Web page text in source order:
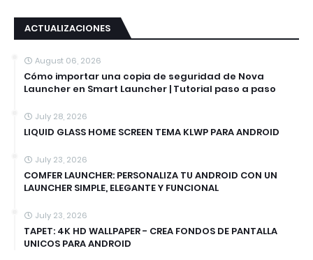
ACTUALIZACIONES
August 06, 2026
Cómo importar una copia de seguridad de Nova
Launcher en Smart Launcher | Tutorial paso a paso
July 28, 2026
LIQUID GLASS HOME SCREEN TEMA KLWP PARA ANDROID
July 23, 2026
COMFER LAUNCHER: PERSONALIZA TU ANDROID CON UN
LAUNCHER SIMPLE, ELEGANTE Y FUNCIONAL
July 23, 2026
TAPET: 4K HD WALLPAPER - CREA FONDOS DE PANTALLA
UNICOS PARA ANDROID